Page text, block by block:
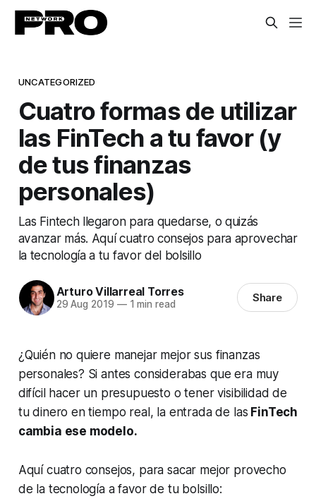
UNCATEGORIZED
Cuatro formas de utilizar
las FinTech a tu favor (y
de tus finanzas
personales)
Las Fintech llegaron para quedarse, o quizás
avanzar más. Aquí cuatro consejos para aprovechar
la tecnología a tu favor del bolsillo
Arturo Villarreal Torres
29 Aug 2019 —1 min read Share
¿Quién no quiere manejar mejor sus finanzas
personales? Si antes considerabas que era muy
difícil hacer un presupuesto o tener visibilidad de
tu dinero en tiempo real, la entrada de las FinTech
cambia ese modelo.
Aquí cuatro consejos, para sacar mejor provecho
de la tecnología a favor de tu bolsillo: